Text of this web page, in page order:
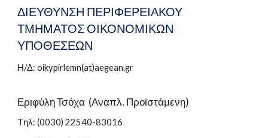
ΔΙΕΥΘΥΝΣΗ ΠΕΡΙΦΕΡΕΙΑΚΟΥ
ΤΜΗΜΑΤΟΣ ΟΙΚΟΝΟΜΙΚΩΝ
ΥΠΟΘΕΣΕΩΝ
Η/Δ: oikypirlemn(at)aegean.gr
Εριφύλη Τσόχα (Αναπλ. Προϊστάμενη)
Tηλ: (0030) 22540-83016